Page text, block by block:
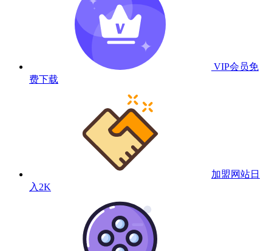
VIP会员免
费下载
加盟网站日
入2K